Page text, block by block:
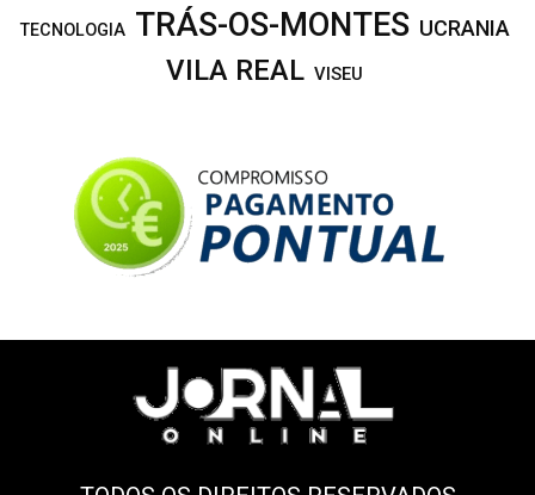
TECNOLOGIA TRÁS-OS-MONTES UCRANIA
VILA REAL VISEU